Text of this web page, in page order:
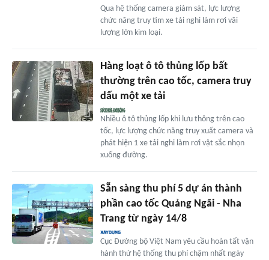
Qua hệ thống camera giám sát, lực lượng
chức năng truy tìm xe tải nghi làm rơi vãi
lượng lớn kim loại.
Hàng loạt ô tô thủng lốp bất
thường trên cao tốc, camera truy
dấu một xe tải
Nhiều ô tô thủng lốp khi lưu thông trên cao
tốc, lực lượng chức năng truy xuất camera và
phát hiện 1 xe tải nghi làm rơi vật sắc nhọn
xuống đường.
Sẵn sàng thu phí 5 dự án thành
phần cao tốc Quảng Ngãi - Nha
Trang từ ngày 14/8
Cục Đường bộ Việt Nam yêu cầu hoàn tất vận
hành thử hệ thống thu phí chậm nhất ngày